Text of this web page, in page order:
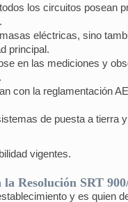
los circuitos posean
eléctricas, sino
principal.
en las mediciones y
con la reglamentación
de puesta a
vigentes.
Resolución SRT
y es quien